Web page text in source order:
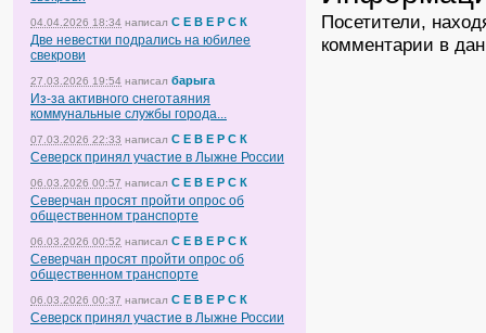
04.04.2026 18:34 написал С Е В Е Р С К
Две невестки подрались на юбилее
свекрови
27.03.2026 19:54 написал барыга
Из-за активного снеготаяния
коммунальные службы города...
07.03.2026 22:33 написал С Е В Е Р С К
Северск принял участие в Лыжне России
06.03.2026 00:57 написал С Е В Е Р С К
Северчан просят пройти опрос об
общественном транспорте
06.03.2026 00:52 написал С Е В Е Р С К
Северчан просят пройти опрос об
общественном транспорте
06.03.2026 00:37 написал С Е В Е Р С К
Северск принял участие в Лыжне России
Посетители,
комментарии в